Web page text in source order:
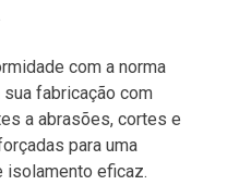
com a norma
fabricação com
a abrasões, cortes e
para uma
isolamento eficaz.